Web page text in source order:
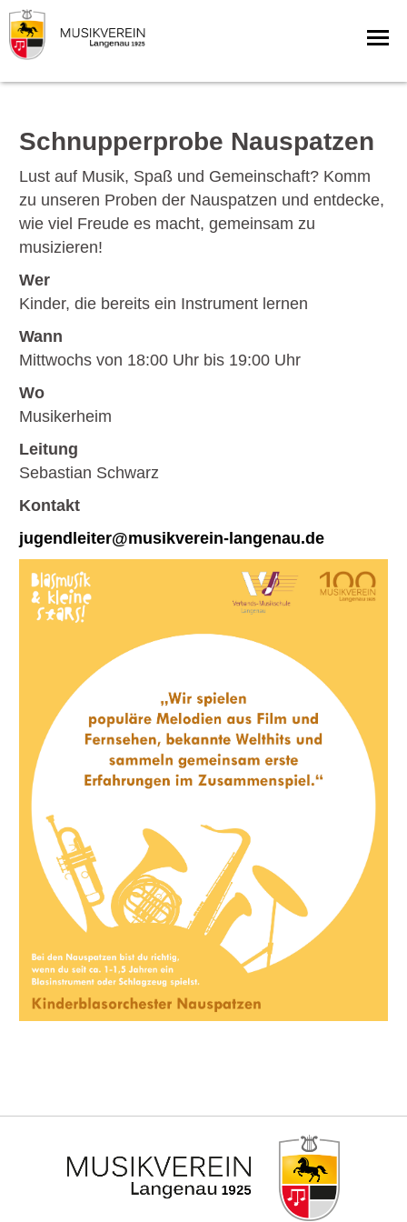
Schnupperprobe Nauspatzen
Lust auf Musik, Spaß und Gemeinschaft? Komm
zu unseren Proben der Nauspatzen und entdecke,
wie viel Freude es macht, gemeinsam zu
musizieren!
Wer
Kinder, die bereits ein Instrument lernen
Wann
Mittwochs von 18:00 Uhr bis 19:00 Uhr
Wo
Musikerheim
Leitung
Sebastian Schwarz
Kontakt
jugendleiter@musikverein-langenau.de